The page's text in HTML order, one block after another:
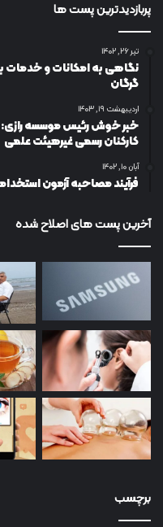
پربازدیدترین پست ها
تیر ۲۶, ۱۴۰۲
نگاهی به امکانات و خدمات
گرگان
اردیبهشت ۱۹, ۱۴۰۳
خبر خوش رئیس موسسه
کارکنان رسمی غیرهیئت علمی
آبان ۱۰, ۱۴۰۲
فرآیند مصاحبه آزمون
آخرین پست های اصلاح شده
برچسب